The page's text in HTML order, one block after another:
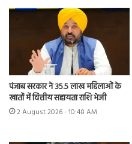
पंजाब सरकार ने 35.5 लाख महिलाओं के
खातों में वित्तीय सहायता राशि भेजी
2 August 2026 - 10:48 AM